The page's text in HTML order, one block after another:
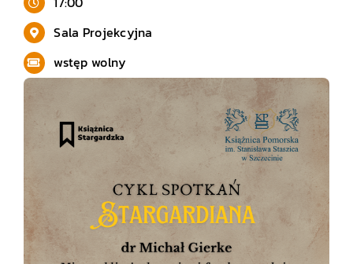
Sala Projekcyjna
wstęp wolny